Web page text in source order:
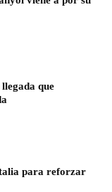
que
para reforzar